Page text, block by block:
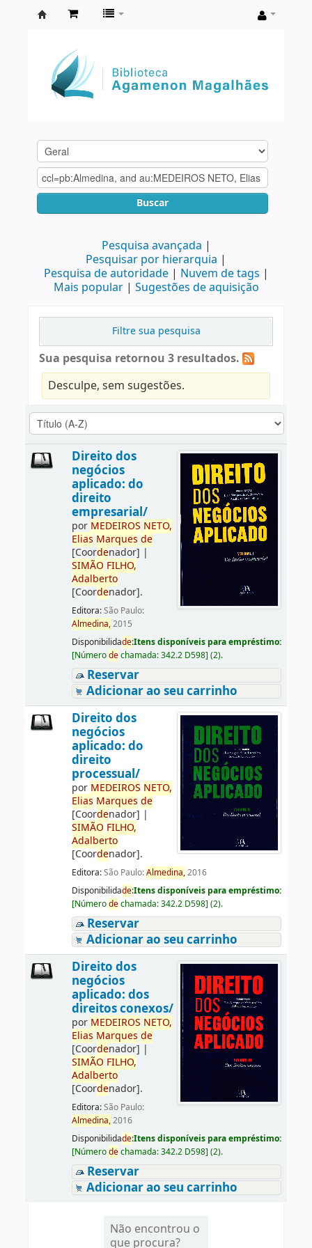
Agamenon
Magalhães
Buscar
Pesquisa avançada
Pesquisar por hierarquia
Pesquisa de autoridade
Nuvem de tags
Mais popular
Sugestões de aquisição
Filtre sua pesquisa
Sua pesquisa retornou 3 resultados.
Desculpe, sem sugestões.
Direito dos
negócios
aplicado: do
direito
empresarial/
por MEDEIROS NETO,
Elias Marques de
[Coordenador] |
SIMÃO FILHO,
Adalberto
[Coordenador].
Editora:São Paulo:
Almedina,2015
Disponibilidade:Itens disponíveis para empréstimo:
[Númerodechamada:342.2 D598] (2).
Reservar
Adicionar ao seu carrinho
Direito dos
negócios
aplicado: do
direito
processual/
por MEDEIROS NETO,
Elias Marques de
[Coordenador] |
SIMÃO FILHO,
Adalberto
[Coordenador].
Editora:São Paulo:Almedina,2016
Disponibilidade:Itens disponíveis para empréstimo:
[Númerodechamada:342.2 D598] (2).
Reservar
Adicionar ao seu carrinho
Direito dos
negócios
aplicado: dos
direitos conexos/
por MEDEIROS NETO,
Elias Marques de
[Coordenador] |
SIMÃO FILHO,
Adalberto
[Coordenador].
Editora:São Paulo:
Almedina,2016
Disponibilidade:Itens disponíveis para empréstimo:
[Númerodechamada:342.2 D598] (2).
Reservar
Adicionar ao seu carrinho
Não encontrou o
que procura?